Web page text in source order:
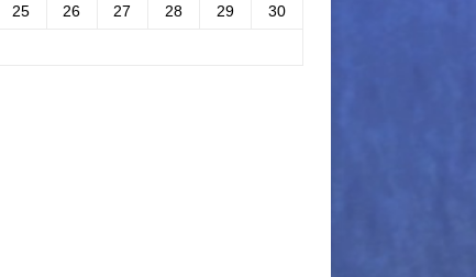
25 26 27 28 29 30